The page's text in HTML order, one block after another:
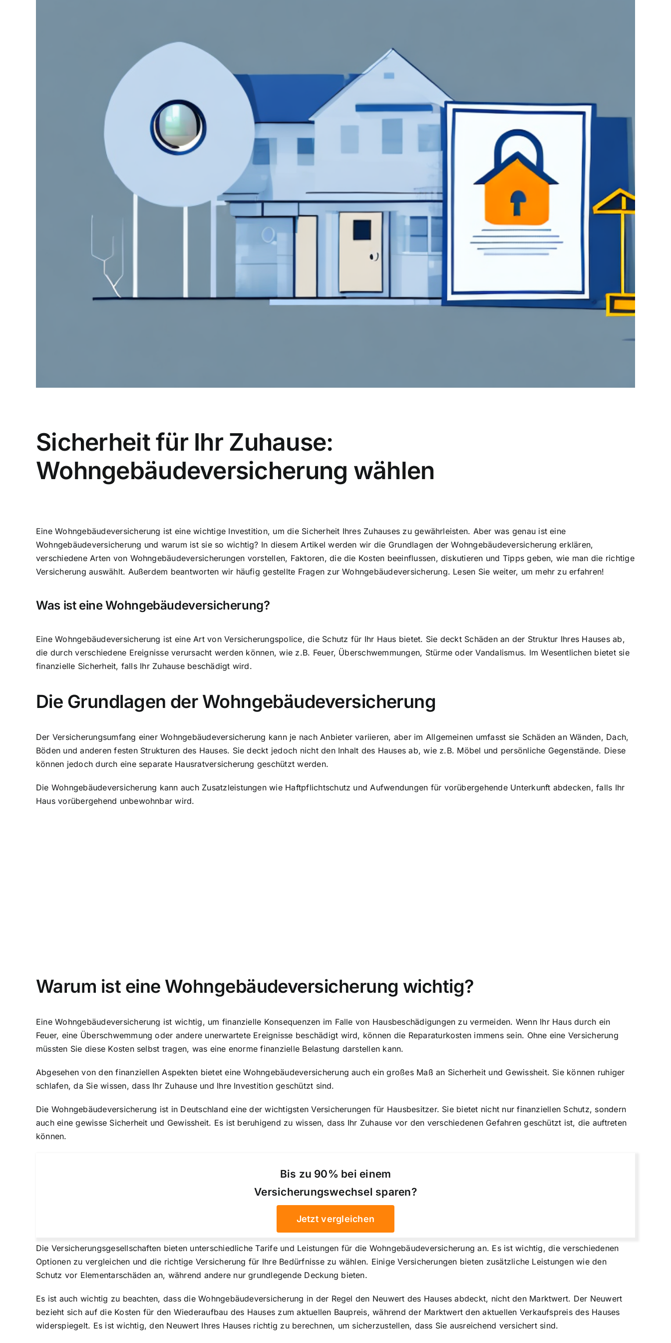
Sicherheit für Ihr Zuhause:
Wohngebäudeversicherung wählen
Eine Wohngebäudeversicherung ist eine wichtige Investition, um die Sicherheit Ihres Zuhauses zu gewährleisten. Aber was genau ist eine
Wohngebäudeversicherung und warum ist sie so wichtig? In diesem Artikel werden wir die Grundlagen der Wohngebäudeversicherung erklären,
verschiedene Arten von Wohngebäudeversicherungen vorstellen, Faktoren, die die Kosten beeinflussen, diskutieren und Tipps geben, wie man die richtige
Versicherung auswählt. Außerdem beantworten wir häufig gestellte Fragen zur Wohngebäudeversicherung. Lesen Sie weiter, um mehr zu erfahren!
Was ist eine Wohngebäudeversicherung?
Eine Wohngebäudeversicherung ist eine Art von Versicherungspolice, die Schutz für Ihr Haus bietet. Sie deckt Schäden an der Struktur Ihres Hauses ab,
die durch verschiedene Ereignisse verursacht werden können, wie z.B. Feuer, Überschwemmungen, Stürme oder Vandalismus. Im Wesentlichen bietet sie
finanzielle Sicherheit, falls Ihr Zuhause beschädigt wird.
Die Grundlagen der Wohngebäudeversicherung
Der Versicherungsumfang einer Wohngebäudeversicherung kann je nach Anbieter variieren, aber im Allgemeinen umfasst sie Schäden an Wänden, Dach,
Böden und anderen festen Strukturen des Hauses. Sie deckt jedoch nicht den Inhalt des Hauses ab, wie z.B. Möbel und persönliche Gegenstände. Diese
können jedoch durch eine separate Hausratversicherung geschützt werden.
Die Wohngebäudeversicherung kann auch Zusatzleistungen wie Haftpflichtschutz und Aufwendungen für vorübergehende Unterkunft abdecken, falls Ihr
Haus vorübergehend unbewohnbar wird.
Warum ist eine Wohngebäudeversicherung wichtig?
Eine Wohngebäudeversicherung ist wichtig, um finanzielle Konsequenzen im Falle von Hausbeschädigungen zu vermeiden. Wenn Ihr Haus durch ein
Feuer, eine Überschwemmung oder andere unerwartete Ereignisse beschädigt wird, können die Reparaturkosten immens sein. Ohne eine Versicherung
müssten Sie diese Kosten selbst tragen, was eine enorme finanzielle Belastung darstellen kann.
Abgesehen von den finanziellen Aspekten bietet eine Wohngebäudeversicherung auch ein großes Maß an Sicherheit und Gewissheit. Sie können ruhiger
schlafen, da Sie wissen, dass Ihr Zuhause und Ihre Investition geschützt sind.
Die Wohngebäudeversicherung ist in Deutschland eine der wichtigsten Versicherungen für Hausbesitzer. Sie bietet nicht nur finanziellen Schutz, sondern
auch eine gewisse Sicherheit und Gewissheit. Es ist beruhigend zu wissen, dass Ihr Zuhause vor den verschiedenen Gefahren geschützt ist, die auftreten
können.
Bis zu 90% bei einem
Versicherungswechsel sparen?
Jetzt vergleichen
Die Versicherungsgesellschaften bieten unterschiedliche Tarife und Leistungen für die Wohngebäudeversicherung an. Es ist wichtig,die verschiedenen
Optionen zu vergleichen und die richtige Versicherung für Ihre Bedürfnisse zu wählen. Einige Versicherungen bieten zusätzliche Leistungen wie den
Schutz vor Elementarschäden an, während andere nur grundlegende Deckung bieten.
Es ist auch wichtig zu beachten, dass die Wohngebäudeversicherung in der Regel den Neuwert des Hauses abdeckt, nicht den Marktwert. Der Neuwert
bezieht sich auf die Kosten für den Wiederaufbau des Hauses zum aktuellen Baupreis, während der Marktwert den aktuellen Verkaufspreis des Hauses
widerspiegelt. Es ist wichtig, den Neuwert Ihres Hauses richtig zu berechnen, um sicherzustellen, dass Sie ausreichend versichert sind.